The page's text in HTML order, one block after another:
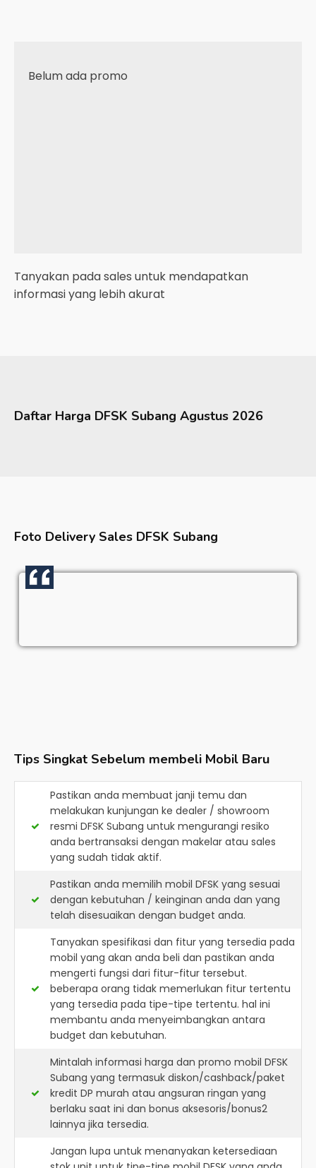
Belum ada promo
Tanyakan pada sales untuk mendapatkan
informasi yang lebih akurat
Daftar Harga DFSK Subang Agustus 2026
Foto Delivery Sales DFSK Subang
Tips Singkat Sebelum membeli Mobil Baru
Pastikan anda membuat janji temu dan
melakukan kunjungan ke dealer / showroom
resmi DFSK Subang untuk mengurangi resiko
anda bertransaksi dengan makelar atau sales
yang sudah tidak aktif.
Pastikan anda memilih mobil DFSK yang sesuai
dengan kebutuhan / keinginan anda dan yang
telah disesuaikan dengan budget anda.
Tanyakan spesifikasi dan fitur yang tersedia pada
mobil yang akan anda beli dan pastikan anda
mengerti fungsi dari fitur-fitur tersebut.
beberapa orang tidak memerlukan fitur tertentu
yang tersedia pada tipe-tipe tertentu. hal ini
membantu anda menyeimbangkan antara
budget dan kebutuhan.
Mintalah informasi harga dan promo mobil DFSK
Subang yang termasuk diskon/cashback/paket
kredit DP murah atau angsuran ringan yang
berlaku saat ini dan bonus aksesoris/bonus2
lainnya jika tersedia.
Jangan lupa untuk menanyakan ketersediaan